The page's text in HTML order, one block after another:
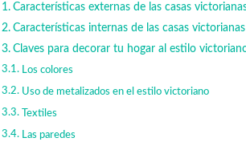
Características externas de las casas
Características internas de las casas victorianas
Claves para decorar tu hogar al estilo
Los colores
Uso de metalizados en el estilo victoriano
Textiles
Las paredes